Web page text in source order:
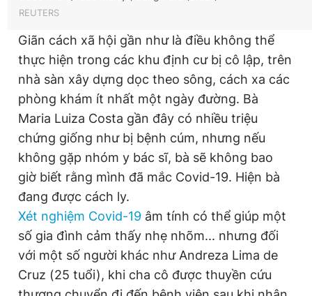
REUTERS
Giãn cách xã hội gần như là điều không thể
thực hiện trong các khu định cư bị cô lập, trên
nhà sàn xây dựng dọc theo sông, cách xa các
phòng khám ít nhất một ngày đường. Bà
Maria Luiza Costa gần đây có nhiều triệu
chứng giống như bị bệnh cúm, nhưng nếu
không gặp nhóm y bác sĩ, bà sẽ không bao
giờ biết rằng mình đã mắc Covid-19. Hiện bà
đang được cách ly.
Xét nghiệm Covid-19 âm tính có thể giúp một
số gia đình cảm thấy nhẹ nhõm... nhưng đối
với một số người khác như Andreza Lima de
Cruz (25 tuổi), khi cha cô được thuyền cứu